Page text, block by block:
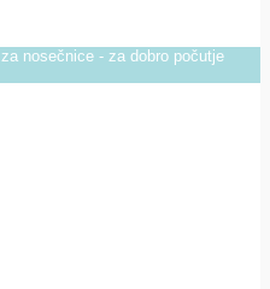
nosečnice - za dobro počutje